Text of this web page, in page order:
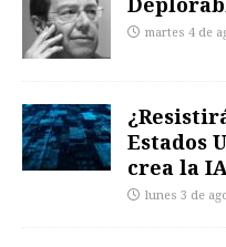
martes 4 de
Estados
crea la
lunes 3 de